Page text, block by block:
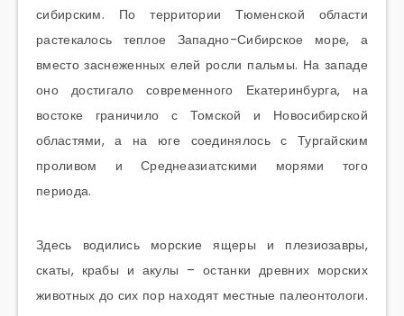
сибирским. По территории Тюменской области
растекалось теплое Западно-Сибирское море, а
вместо заснеженных елей росли пальмы. На западе
оно достигало современного Екатеринбурга, на
востоке граничило с Томской и Новосибирской
областями, а на юге соединялось с Тургайским
проливом и Среднеазиатскими морями того
периода.
Здесь водились морские ящеры и плезиозавры,
скаты, крабы и акулы – останки древних морских
животных до сих пор находят местные палеонтологи.